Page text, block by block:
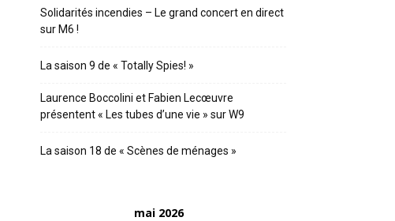
Solidarités incendies – Le grand concert en direct
sur M6 !
La saison 9 de « Totally Spies! »
Laurence Boccolini et Fabien Lecœuvre
présentent « Les tubes d’une vie » sur W9
La saison 18 de « Scènes de ménages »
mai 2026